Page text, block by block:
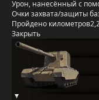
Урон, нанесённый с
Очки захвата/защиты
Пройдено километров
Закрыть